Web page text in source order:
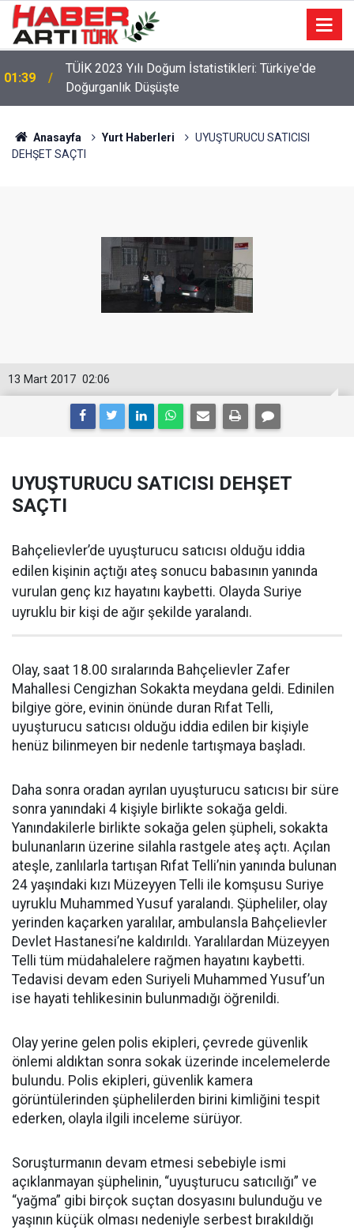
22:47 16 Maddelik Maden Kanunu Teklif Kabul Edildi
Anasayfa Yurt Haberleri
UYUŞTURUCU SATICISI
DEHŞET SAÇTI
02:06
13 Mart 2017
UYUŞTURUCU SATICISI DEHŞET
SAÇTI
Bahçelievler’de uyuşturucu satıcısı olduğu iddia
edilen kişinin açtığı ateş sonucu babasının yanında
vurulan genç kız hayatını kaybetti. Olayda Suriye
uyruklu bir kişi de ağır şekilde yaralandı.
Olay, saat 18.00 sıralarında Bahçelievler Zafer
Mahallesi Cengizhan Sokakta meydana geldi. Edinilen
bilgiye göre, evinin önünde duran Rıfat Telli,
uyuşturucu satıcısı olduğu iddia edilen bir kişiyle
henüz bilinmeyen bir nedenle tartışmaya başladı.
Daha sonra oradan ayrılan uyuşturucu satıcısı bir süre
sonra yanındaki 4 kişiyle birlikte sokağa geldi.
Yanındakilerle birlikte sokağa gelen şüpheli, sokakta
bulunanların üzerine silahla rastgele ateş açtı. Açılan
ateşle, zanlılarla tartışan Rıfat Telli’nin yanında bulunan
24 yaşındaki kızı Müzeyyen Telli ile komşusu Suriye
uyruklu Muhammed Yusuf yaralandı. Şüpheliler, olay
yerinden kaçarken yaralılar, ambulansla Bahçelievler
Devlet Hastanesi’ne kaldırıldı. Yaralılardan Müzeyyen
Telli tüm müdahalelere rağmen hayatını kaybetti.
Tedavisi devam eden Suriyeli Muhammed Yusuf’un
ise hayati tehlikesinin bulunmadığı öğrenildi.
Olay yerine gelen polis ekipleri, çevrede güvenlik
önlemi aldıktan sonra sokak üzerinde incelemelerde
bulundu. Polis ekipleri, güvenlik kamera
görüntülerinden şüphelilerden birini kimliğini tespit
ederken, olayla ilgili inceleme sürüyor.
Soruşturmanın devam etmesi sebebiyle ismi
açıklanmayan şüphelinin, “uyuşturucu satıcılığı” ve
“yağma” gibi birçok suçtan dosyasını bulunduğu ve
yaşının küçük olması nedeniyle serbest bırakıldığı